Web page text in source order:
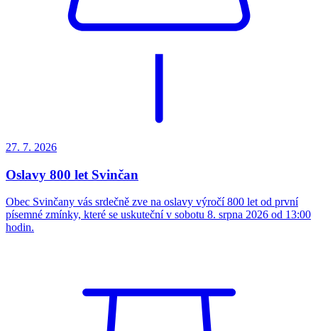
27. 7. 2026
Oslavy 800 let Svinčan
Obec Svinčany vás srdečně zve na oslavy výročí 800 let od první
písemné zmínky, které se uskuteční v sobotu 8. srpna 2026 od 13:00
hodin.